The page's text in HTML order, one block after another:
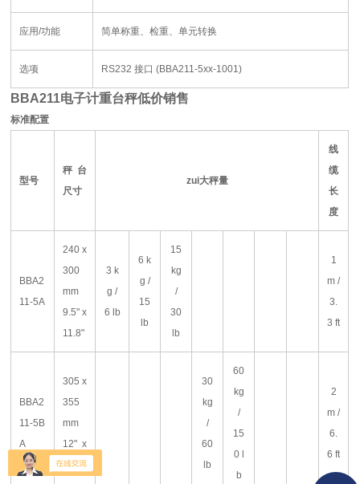
应用/功能 简单称重、检重、单元转换
选项 RS232接口 (BBA211-5xx-1001)
BBA211电子计重台秤低价销售
标准配置
型号
秤台
尺寸
zui大秤量
线
缆
长
度
BBA2
11-5A
240 x
300
mm
9.5" x
11.8"
3 k
g /
6 lb
6 k
g /
15
lb
15
kg
/
30
lb
1
m /
3.
3 ft
BBA2
11-5B
A
305 x
355
mm
12" x
14"
30
kg
/
60
lb
60
kg
/
15
0 l
b
2
m /
6.
6 ft